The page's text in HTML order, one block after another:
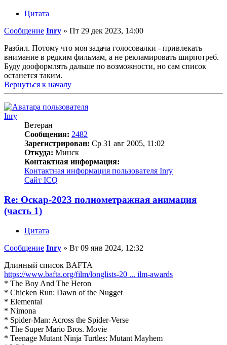
Цитата
Сообщение Inry » Пт 29 дек 2023, 14:00
Разбил. Потому что моя задача голосовалки - привлекать
внимание в редким фильмам, а не рекламировать ширпотреб.
Буду дооформлять дальше по возможности, но сам список
останется таким.
Вернуться к началу
Inry
Ветеран
Сообщения: 2482
Зарегистрирован: Ср 31 авг 2005, 11:02
Откуда: Минск
Контактная информация:
Контактная информация пользователя Inry
Сайт ICQ
Re: Оскар-2023 полнометражная анимация
(часть 1)
Цитата
Сообщение Inry » Вт 09 янв 2024, 12:32
Длинный список BAFTA
https://www.bafta.org/film/longlists-20 ... ilm-awards
* The Boy And The Heron
* Chicken Run: Dawn of the Nugget
* Elemental
* Nimona
* Spider-Man: Across the Spider-Verse
* The Super Mario Bros. Movie
* Teenage Mutant Ninja Turtles: Mutant Mayhem